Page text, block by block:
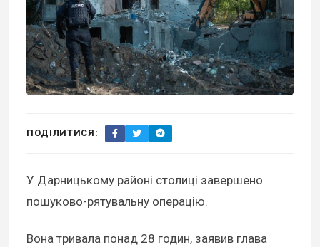
ПОДІЛИТИСЯ:
У Дарницькому районі столиці завершено
пошуково-рятувальну операцію.
Вона тривала понад 28 годин, заявив глава